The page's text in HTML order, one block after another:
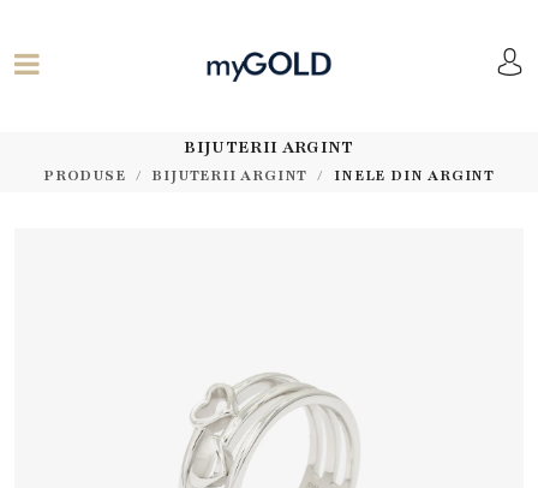
BIJUTERII ARGINT
PRODUSE BIJUTERII ARGINT INELE DIN ARGINT